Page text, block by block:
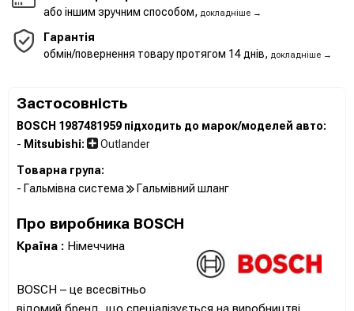
або іншим зручним способом, докладніше →
Гарантія
обмін/повернення товару протягом 14 днів, докладніше →
Застосовність
BOSCH 1987481959 підходить до марок/моделей авто:
- Mitsubishi: Outlander
Товарна група:
- Гальмівна система
Гальмівний шланг
Про виробника BOSCH
Країна : Німеччина
BOSCH – це всесвітньо